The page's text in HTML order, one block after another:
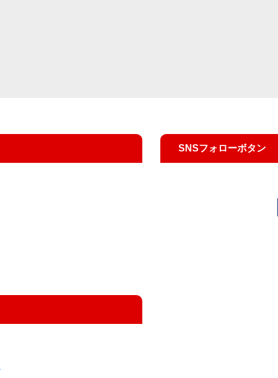
SNSフォローボタン